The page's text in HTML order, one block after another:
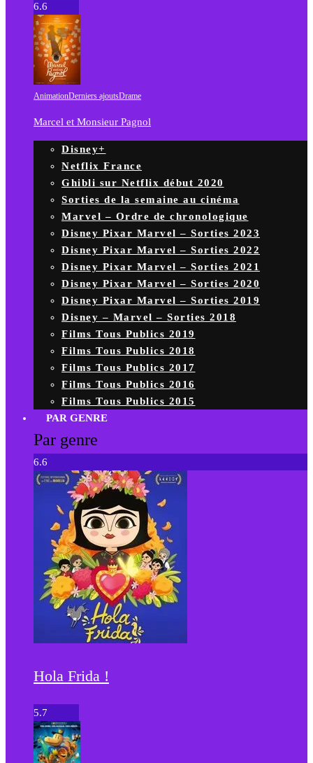
6.6
AnimationDerniers ajoutsDrame
Marcel et Monsieur Pagnol
Disney+
Netflix France
Ghibli sur Netflix début 2020
Sorties de la semaine au cinéma
Marvel – Ordre de chronologique
Disney Pixar Marvel – Sorties 2023
Disney Pixar Marvel – Sorties 2022
Disney Pixar Marvel – Sorties 2021
Disney Pixar Marvel – Sorties 2020
Disney Pixar Marvel – Sorties 2019
Disney – Marvel – Sorties 2018
Films Tous Publics 2019
Films Tous Publics 2018
Films Tous Publics 2017
Films Tous Publics 2016
Films Tous Publics 2015
PAR GENRE
Par genre
6.6
Hola Frida !
5.7